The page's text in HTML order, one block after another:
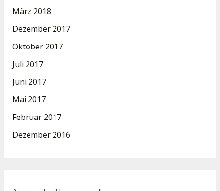
März 2018
Dezember 2017
Oktober 2017
Juli 2017
Juni 2017
Mai 2017
Februar 2017
Dezember 2016